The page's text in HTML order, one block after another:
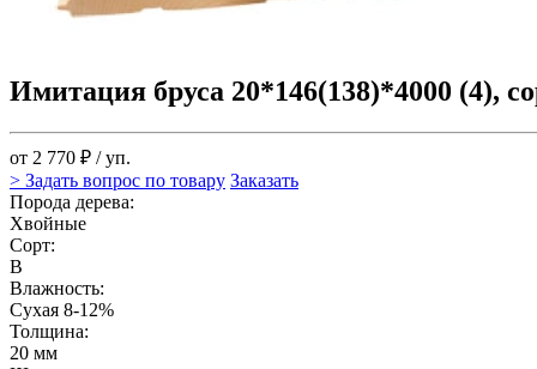
Имитация бруса 20*146(138)*4000 (4),
от 2 770 ₽ / уп.
> Задать вопрос по товару Заказать
Порода дерева:
Хвойные
Сорт:
В
Влажность:
Сухая 8-12%
Толщина:
20 мм